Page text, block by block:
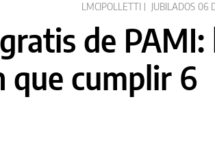
LMCIPOLLETTI JUBILADOS 06
de PAMI:
que cumplir 6